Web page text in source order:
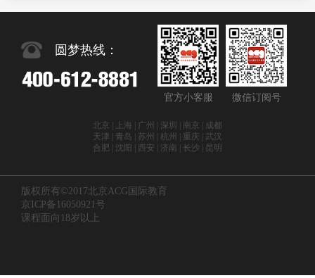
圆梦热线：
官方小客服 微信订阅号
北京 | 上海 | 广州 | 深圳 | 南京 | 成都
天津 | 青岛 | 苏州 | 杭州 | 重庆 | 武汉
合肥 | 沈阳 | 西安 | 济南 | 长沙 | 昆明
版权所有©2017北京ACG国际教育
京ICP备16050921号
课程面向18岁以上